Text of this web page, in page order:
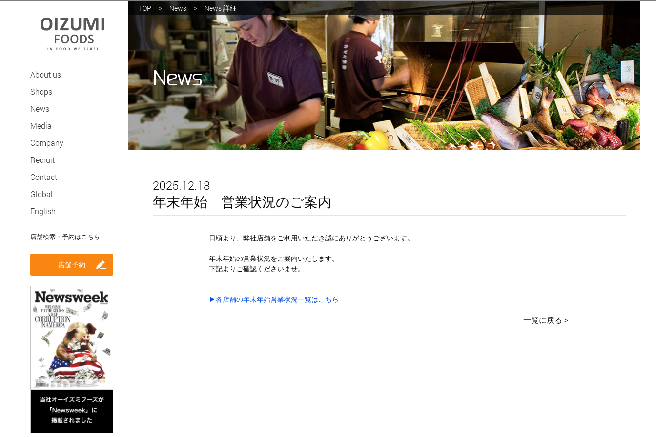
About us
Shops
News
Media
Company
Recruit
Contact
Global
English
店舗検索・予約はこちら
店舗予約
News
TOP > News > News 詳細
2025.12.18
年末年始 営業状況のご案内
日頃より、弊社店舗をご利用いただき誠にありがとうございます。
年末年始の営業状況をご案内いたします。
下記よりご確認くださいませ。
▶︎各店舗の年末年始営業状況一覧はこちら
一覧に戻る＞